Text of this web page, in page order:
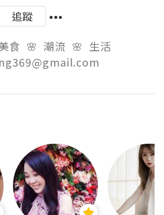
追蹤
食  🌸  潮流  🌸  生活